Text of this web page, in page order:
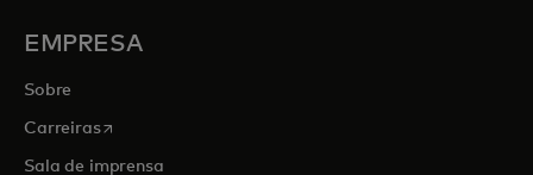
EMPRESA
Sobre
Carreirasabre em uma nova guia
Sala de imprensa